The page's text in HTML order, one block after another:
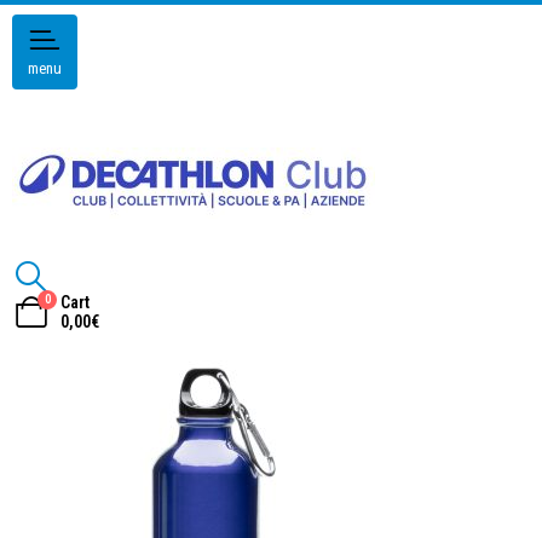
menu
0
Cart
0,00€